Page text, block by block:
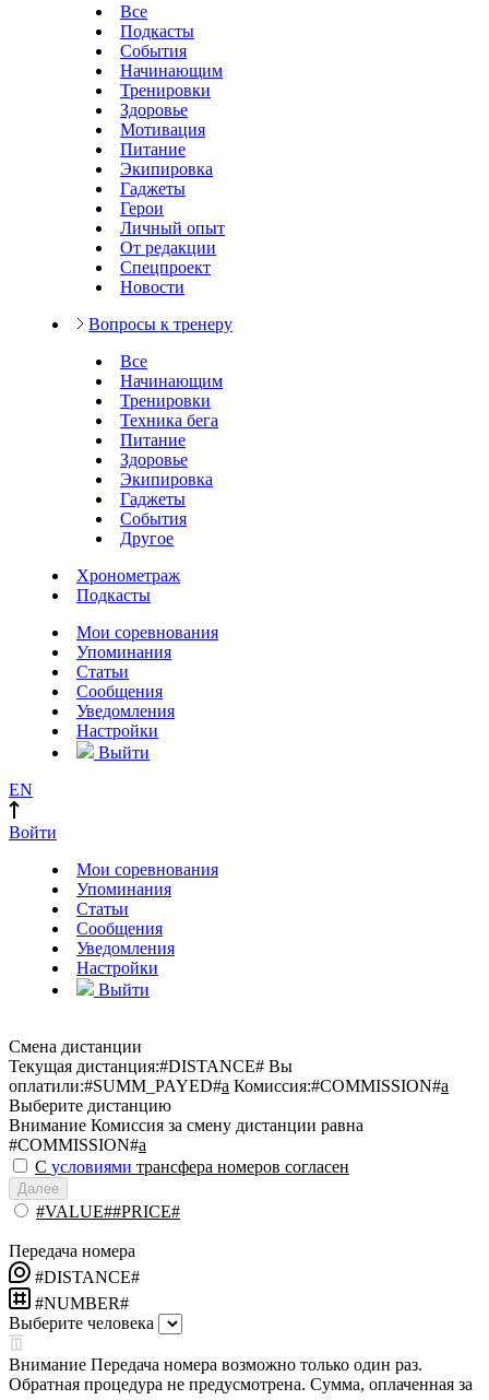
Все
Подкасты
События
Начинающим
Тренировки
Здоровье
Мотивация
Питание
Экипировка
Гаджеты
Герои
Личный опыт
От редакции
Спецпроект
Новости
Вопросы к тренеру
Все
Начинающим
Тренировки
Техника бега
Питание
Здоровье
Экипировка
Гаджеты
События
Другое
Хронометраж
Подкасты
Мои соревнования
Упоминания
Статьи
Сообщения
Уведомления
Настройки
Выйти
EN
Войти
Мои соревнования
Упоминания
Статьи
Сообщения
Уведомления
Настройки
Выйти
Смена дистанции
Текущая дистанция:#DISTANCE# Вы
оплатили:#SUMM_PAYED#a Комиссия:#COMMISSION#a
Выберите дистанцию
Внимание Комиссия за смену дистанции равна
#COMMISSION#a
С условиями трансфера номеров согласен
Далее
#VALUE##PRICE#
Передача номера
#DISTANCE#
#NUMBER#
Выберите человека
Внимание Передача номера возможно только один раз.
Обратная процедура не предусмотрена. Сумма, оплаченная за